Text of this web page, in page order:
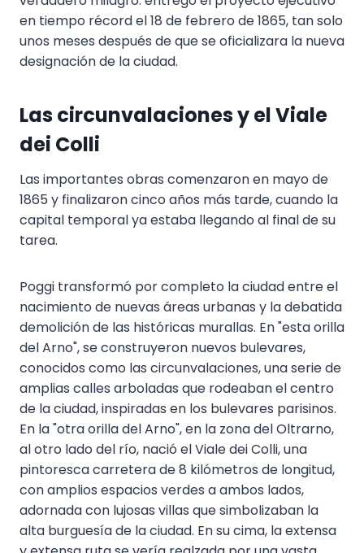
en tiempo récord el 18 de febrero de 1865, tan solo
unos meses después de que se oficializara la nueva
designación de la ciudad.
Las circunvalaciones y el Viale
dei Colli
Las importantes obras comenzaron en mayo de
1865 y finalizaron cinco años más tarde, cuando la
capital temporal ya estaba llegando al final de su
tarea.
Poggi transformó por completo la ciudad entre el
nacimiento de nuevas áreas urbanas y la debatida
demolición de las históricas murallas. En "esta orilla
del Arno", se construyeron nuevos bulevares,
conocidos como las circunvalaciones, una serie de
amplias calles arboladas que rodeaban el centro
de la ciudad, inspiradas en los bulevares parisinos.
En la "otra orilla del Arno", en la zona del Oltrarno,
al otro lado del río, nació el Viale dei Colli, una
pintoresca carretera de 8 kilómetros de longitud,
con amplios espacios verdes a ambos lados,
adornada con lujosas villas que simbolizaban la
alta burguesía de la ciudad. En su cima, la extensa